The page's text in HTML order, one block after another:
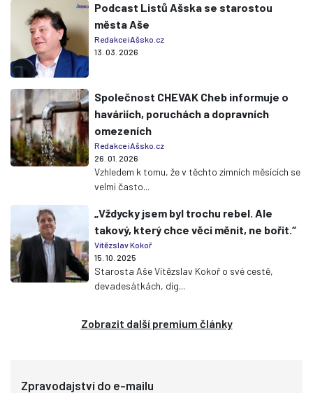
Podcast Listů Ašska se starostou
města Aše
Redakce iAšsko.cz
13. 03. 2026
Společnost CHEVAK Cheb informuje o
haváriích, poruchách a dopravních
omezeních
Redakce iAšsko.cz
26. 01. 2026
Vzhledem k tomu, že v těchto zimních měsících se
velmi často...
„Vždycky jsem byl trochu rebel. Ale
takový, který chce věci měnit, ne bořit.“
Vítězslav Kokoř
15. 10. 2025
Starosta Aše Vítězslav Kokoř o své cestě,
devadesátkách, dig...
Zobrazit další premium články
Zpravodajství do e-mailu